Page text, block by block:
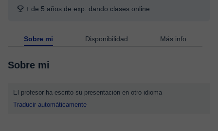
+ de 5 años de exp. dando clases online
Sobre mi Disponibilidad Más info
Sobre mi
El profesor ha escrito su presentación en otro idioma
Traducir automáticamente